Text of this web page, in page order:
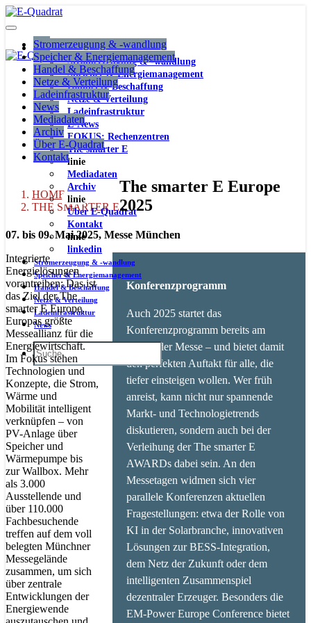
Stromerzeugung & -wandlung
Speicher & Energiemanagement
Handel & Beschaffung
Netze & Verteilung
Ladeinfrastruktur
E-News
FOKUS: Rechenzentren
The smarter E
linie
Mediadaten
Archiv
linie
Über E-Quadrat
Kontakt
linie
linkedin
Stromerzeugung & -wandlung
Speicher & Energiemanagement
Handel & Beschaffung
Netze & Verteilung
Ladeinfrastruktur
News
Stromerzeugung & -wandlung
Speicher & Energiemanagement
Handel & Beschaffung
Netze & Verteilung
Ladeinfrastruktur
News
Mediadaten
Archiv
Über E-Quadrat
Kontakt
HOME
THE SMARTER E
The smarter E Europe
2025
07. bis 09. Mai 2025, Messe München
Konferenzprogramm
Auch 2025 startet das
Konferenzprogramm bereits am
Vortag der Messe – und bietet damit
den perfekten Auftakt für alle, die
tiefer einsteigen wollen. Wer früh
anreist, kann nicht nur spannende
Markt- und Technologietrends
diskutieren, sondern auch bei der
Verleihung der The smarter E
AWARDs dabei sein. An den
Messetagen widmen sich vier
parallele Konferenzen aktuellen
Fragestellungen: etwa der Rolle von
KI in der Solarbranche, innovativen
Lösungen zur BESS-Integration,
dem Netz der Zukunft oder dem
intelligenten Zusammenspiel
dezentraler Erzeuger. Besonders die
EM-Power Europe Conference bietet
Integrierte
Energielösungen
vorantreiben: Das ist
das Ziel der The
smarter E Europe,
Europas größte
Messeallianz für die
Energiewirtschaft.
Im Fokus stehen
Technologien und
Konzepte, die Strom,
Wärme und
Mobilität intelligent
verknüpfen – von
PV-Anlage über
Speicher und
Wärmepumpe bis
zur Wallbox. Mehr
als 3.000
Ausstellende und
über 110.000
Fachbesuchende
treffen auf dem voll
belegten Münchner
Messegelände
zusammen, um sich
über zentrale
Entwicklungen der
Energiewende